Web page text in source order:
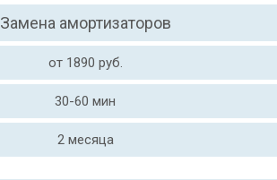
Замена амортизаторов
от 1890 руб.
30-60 мин
2 месяца